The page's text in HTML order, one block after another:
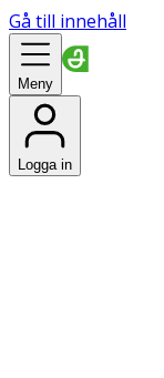
Gå till innehåll
Meny
Logga in